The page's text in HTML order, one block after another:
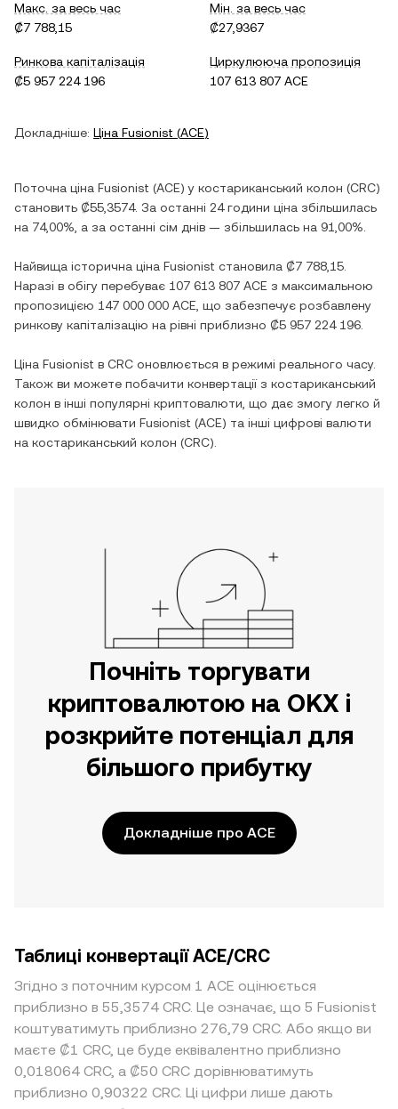
Макс. за весь час
₡7 788,15
Мін. за весь час
₡27,9367
Ринкова капіталізація
₡5 957 224 196
Циркулююча пропозиція
107 613 807 ACE
Докладніше: Ціна Fusionist (ACE)
Поточна ціна Fusionist (ACE) у костариканський колон (CRC)
становить ₡55,3574. За останні 24 години ціна збільшилась
на 74,00% , а за останні сім днів — збільшилась на 91,00%
Найвища історична ціна Fusionist становила ₡7 788,15
Наразі в обігу перебуває 107 613 807 ACE з максимальною
пропозицією 147 000 000 ACE , що забезпечує розбавлену
ринкову капіталізацію на рівні приблизно ₡5 957 224 196
Ціна Fusionist в CRC оновлюється в режимі реального часу.
Також ви можете побачити конвертації з костариканський
колон в інші популярні криптовалюти, що дає змогу легко й
швидко обмінювати Fusionist (ACE) та інші цифрові валюти
на костариканський колон (CRC).
Почніть торгувати
криптовалютою на OKX і
розкрийте потенціал для
більшого прибутку
Докладніше про ACE
Таблиці конвертації ACE/CRC
Згідно з поточним курсом 1 ACE оцінюється
приблизно в 55,3574 CRC. Це означає, що 5 Fusionist
коштуватимуть приблизно 276,79 CRC. Або якщо ви
маєте ₡1 CRC, це буде еквівалентно приблизно
0,018064 CRC, а ₡50 CRC дорівнюватимуть
приблизно 0,90322 CRC. Ці цифри лише дають